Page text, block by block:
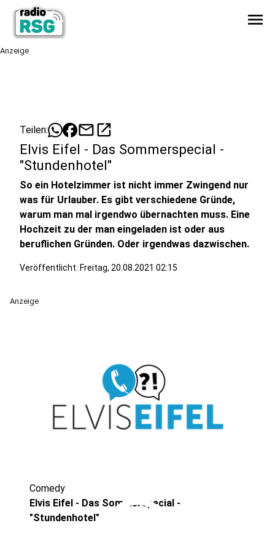
menu
Anzeige
Teilen: mailopen_in_new
Elvis Eifel - Das Sommerspecial -
"Stundenhotel"
So ein Hotelzimmer ist nicht immer Zwingend nur
was für Urlauber. Es gibt verschiedene Gründe,
warum man mal irgendwo übernachten muss. Eine
Hochzeit zu der man eingeladen ist oder aus
beruflichen Gründen. Oder irgendwas dazwischen.
Veröffentlicht: Freitag, 20.08.2021 02:15
Anzeige
play_circle
Comedy
Elvis Eifel - Das Sommerspecial -
"Stundenhotel"